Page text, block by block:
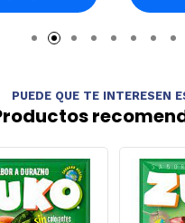
Carro
PUEDE QUE TE INTERESEN